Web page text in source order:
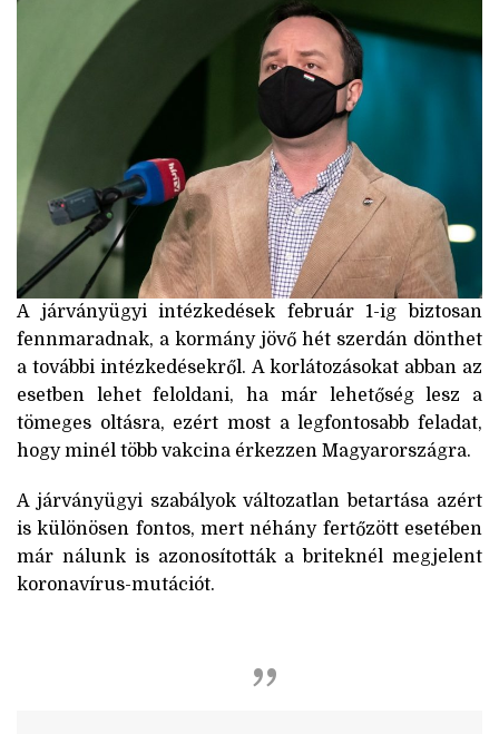
A járványügyi intézkedések február 1-ig biztosan
fennmaradnak, a kormány jövő hét szerdán dönthet
a további intézkedésekről. A korlátozásokat abban az
esetben lehet feloldani, ha már lehetőség lesz a
tömeges oltásra, ezért most a legfontosabb feladat,
hogy minél több vakcina érkezzen Magyarországra.
A járványügyi szabályok változatlan betartása azért
is különösen fontos, mert néhány fertőzött esetében
már nálunk is azonosították a briteknél megjelent
koronavírus-mutációt.